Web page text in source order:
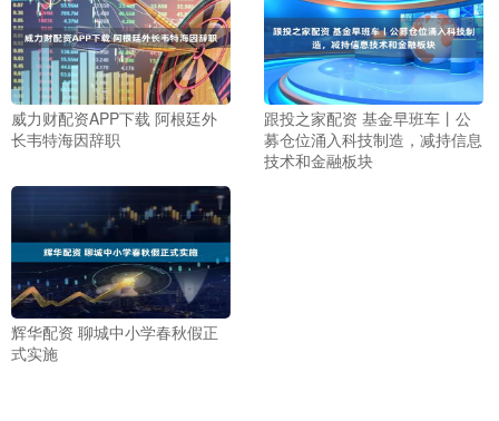
威力财配资APP下载 阿根廷外
长韦特海因辞职
跟投之家配资 基金早班车丨公
募仓位涌入科技制造，减持信息
技术和金融板块
辉华配资 聊城中小学春秋假正
式实施